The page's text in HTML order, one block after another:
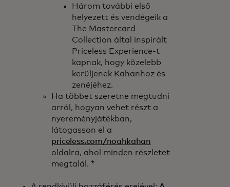
Három további első
helyezett és vendégeik a
The Mastercard
Collection által inspirált
Priceless Experience-t
kapnak, hogy közelebb
kerüljenek Kahanhoz és
zenéjéhez.
Ha többet szeretne megtudni
arról, hogyan vehet részt a
nyereményjátékban,
látogasson el a
priceless.com/noahkahan
oldalra, ahol minden részletet
megtalál. *